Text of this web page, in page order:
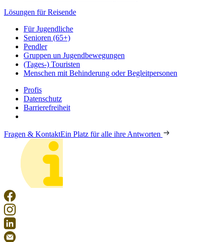
Lösungen für Reisende
Für Jugendliche
Senioren (65+)
Pendler
Gruppen un Jugendbewegungen
(Tages-) Touristen
Menschen mit Behinderung oder Begleitpersonen
Profis
Datenschutz
Barrierefreiheit
Fragen & KontaktEin Platz für alle ihre Antworten